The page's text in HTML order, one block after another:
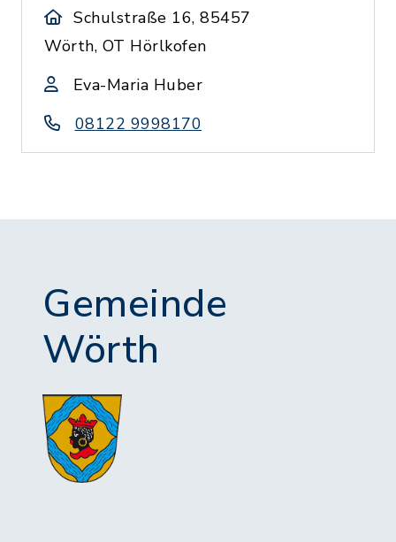
Schulstraße 16, 85457
Wörth, OT Hörlkofen
Eva-Maria Huber
08122 9998170
Gemeinde
Wörth